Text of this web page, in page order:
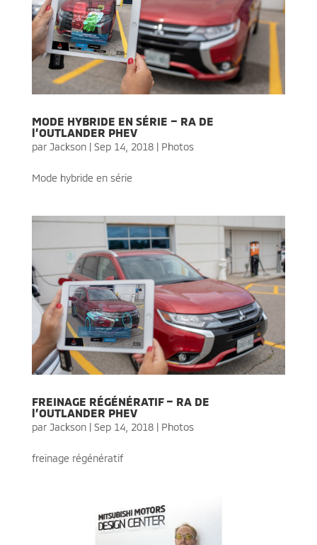
MODE HYBRIDE EN SÉRIE – RA DE
l’OUTLANDER PHEV
par Jackson| Sep 14, 2018| Photos
Mode hybride en série
FREINAGE RÉGÉNÉRATIF – RA DE
l’OUTLANDER PHEV
par Jackson| Sep 14, 2018| Photos
freinage régénératif